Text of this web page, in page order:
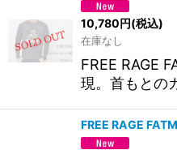
10,780円(税込)
在庫なし
FREE RAGE
現。首もとの
FREE RAGE